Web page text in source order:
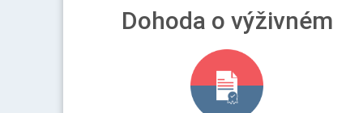
Dohoda o výživném